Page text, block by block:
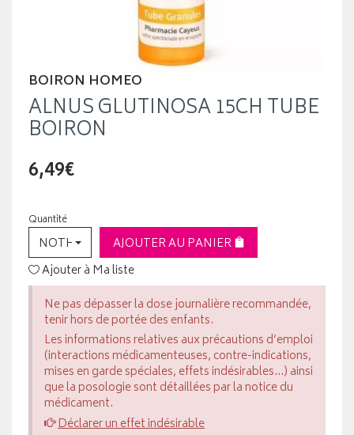
BOIRON HOMEO
ALNUS GLUTINOSA 15CH TUBE
BOIRON
6,49€
Quantité
NOTHING SELECTEDAJOUTER AU PANIER
Ajouter à Ma liste
Ne pas dépasser la dose journalière recommandée,
tenir hors de portée des enfants.
Les informations relatives aux précautions d’emploi
(interactions médicamenteuses, contre-indications,
mises en garde spéciales, effets indésirables...) ainsi
que la posologie sont détaillées par la notice du
médicament.
Déclarer un effet indésirable